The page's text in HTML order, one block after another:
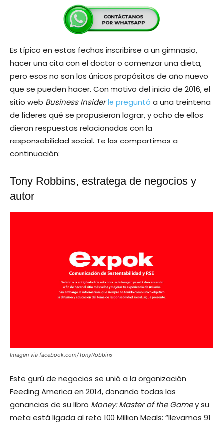
Es típico en estas fechas inscribirse a un gimnasio,
hacer una cita con el doctor o comenzar una dieta,
pero esos no son los únicos propósitos de año nuevo
que se pueden hacer. Con motivo del inicio de 2016, el
sitio web Business Insiderle preguntó a una treintena
de líderes qué se propusieron lograr, y ocho de ellos
dieron respuestas relacionadas con la
responsabilidad social. Te las compartimos a
continuación:
Tony Robbins, estratega de negocios y
autor
Imagen via facebook.com/TonyRobbins
Este gurú de negocios se unió a la organización
Feeding America en 2014, donando todas las
ganancias de su libro Money: Master of the Gamey su
meta está ligada al reto 100 Million Meals: “llevamos 91